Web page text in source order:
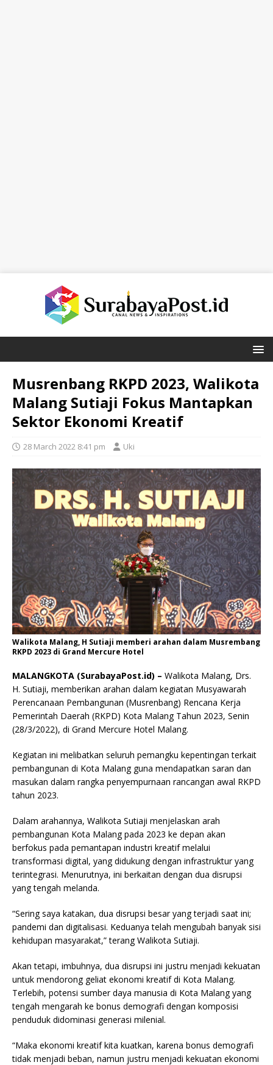
Musrenbang RKPD 2023, Walikota
Malang Sutiaji Fokus Mantapkan
Sektor Ekonomi Kreatif
28 March 2022 8:41 pm Uki
Walikota Malang, H Sutiaji memberi arahan dalam Musrembang
RKPD 2023 di Grand Mercure Hotel
MALANGKOTA (SurabayaPost.id) – Walikota Malang, Drs.
H. Sutiaji, memberikan arahan dalam kegiatan Musyawarah
Perencanaan Pembangunan (Musrenbang) Rencana Kerja
Pemerintah Daerah (RKPD) Kota Malang Tahun 2023, Senin
(28/3/2022), di Grand Mercure Hotel Malang.
Kegiatan ini melibatkan seluruh pemangku kepentingan terkait
pembangunan di Kota Malang guna mendapatkan saran dan
masukan dalam rangka penyempurnaan rancangan awal RKPD
tahun 2023.
Dalam arahannya, Walikota Sutiaji menjelaskan arah
pembangunan Kota Malang pada 2023 ke depan akan
berfokus pada pemantapan industri kreatif melalui
transformasi digital, yang didukung dengan infrastruktur yang
terintegrasi. Menurutnya, ini berkaitan dengan dua disrupsi
yang tengah melanda.
“Sering saya katakan, dua disrupsi besar yang terjadi saat ini;
pandemi dan digitalisasi. Keduanya telah mengubah banyak sisi
kehidupan masyarakat,” terang Walikota Sutiaji.
Akan tetapi, imbuhnya, dua disrupsi ini justru menjadi kekuatan
untuk mendorong geliat ekonomi kreatif di Kota Malang.
Terlebih, potensi sumber daya manusia di Kota Malang yang
tengah mengarah ke bonus demografi dengan komposisi
penduduk didominasi generasi milenial.
“Maka ekonomi kreatif kita kuatkan, karena bonus demografi
tidak menjadi beban, namun justru menjadi kekuatan ekonomi